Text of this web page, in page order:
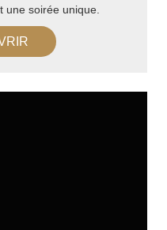
soirée unique.